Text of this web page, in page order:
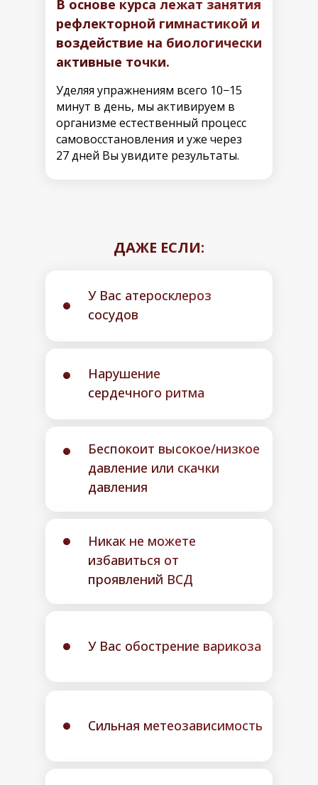
В основе курса лежат занятия
рефлекторной гимнастикой и
воздействие на биологически
активные точки.
Уделяя упражнениям всего 10−15
минут в день, мы активируем в
организме естественный процесс
самовосстановления и уже через
27 дней Вы увидите результаты.
ДАЖЕ ЕСЛИ:
У Вас атеросклероз
сосудов
Нарушение
сердечного ритма
Беспокоит высокое/низкое
давление или скачки
давления
Никак не можете
избавиться от
проявлений ВСД
У Вас обострение варикоза
Сильная метеозависимость